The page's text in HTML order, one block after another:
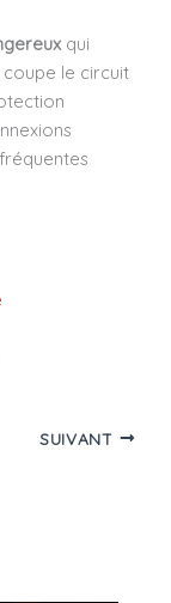
qui
le circuit
SUIVANT